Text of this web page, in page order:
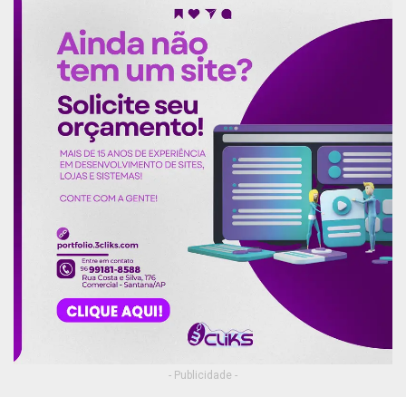
- Publicidade -